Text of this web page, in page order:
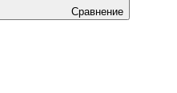
Сравнение